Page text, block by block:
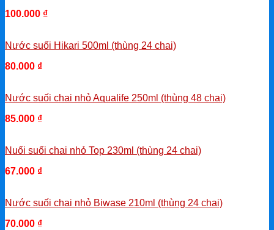
100.000 ₫
Nước suối Hikari 500ml (thùng 24 chai)
80.000 ₫
Nước suối chai nhỏ Aqualife 250ml (thùng 48 chai)
85.000 ₫
Nuối suối chai nhỏ Top 230ml (thùng 24 chai)
67.000 ₫
Nước suối chai nhỏ Biwase 210ml (thùng 24 chai)
70.000 ₫